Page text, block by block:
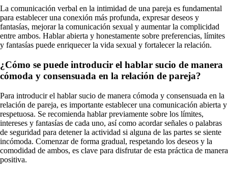
La comunicación verbal en la intimidad de una pareja es fundamental
para establecer una conexión más profunda, expresar deseos y
fantasías, mejorar la comunicación sexual y aumentar la complicidad
entre ambos. Hablar abierta y honestamente sobre preferencias, límites
y fantasías puede enriquecer la vida sexual y fortalecer la relación.
¿Cómo se puede introducir el hablar sucio de manera
cómoda y consensuada en la relación de pareja?
Para introducir el hablar sucio de manera cómoda y consensuada en la
relación de pareja, es importante establecer una comunicación abierta y
respetuosa. Se recomienda hablar previamente sobre los límites,
intereses y fantasías de cada uno, así como acordar señales o palabras
de seguridad para detener la actividad si alguna de las partes se siente
incómoda. Comenzar de forma gradual, respetando los deseos y la
comodidad de ambos, es clave para disfrutar de esta práctica de manera
positiva.